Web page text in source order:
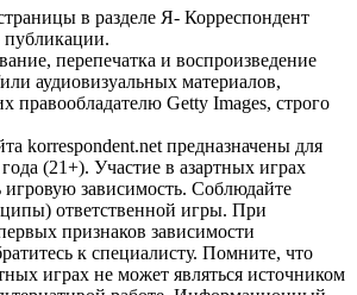
в разделе Я- Корреспондент
публикации.
перепечатка и воспроизведение
аудиовизуальных материалов,
правообладателю Getty Images, строго
korrespondent.net предназначены для
(21+). Участие в азартных играх
игровую зависимость. Соблюдайте
ответственной игры. При
признаков зависимости
к специалисту. Помните, что
играх не может являться источником